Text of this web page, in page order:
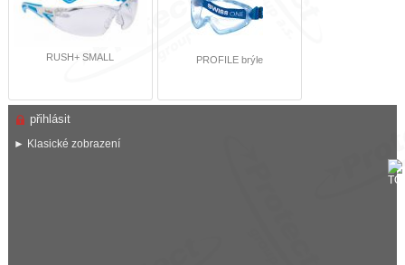
RUSH+ SMALL PROFILE brýle